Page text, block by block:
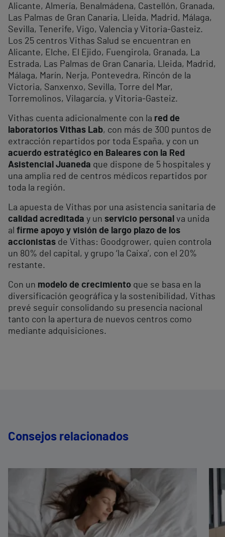
Alicante, Almería, Benalmádena, Castellón, Granada,
Las Palmas de Gran Canaria, Lleida, Madrid, Málaga,
Sevilla, Tenerife, Vigo, Valencia y Vitoria-Gasteiz.
Los 25 centros Vithas Salud se encuentran en
Alicante, Elche, El Ejido, Fuengirola, Granada, La
Estrada, Las Palmas de Gran Canaria, Lleida, Madrid,
Málaga, Marín, Nerja, Pontevedra, Rincón de la
Victoria, Sanxenxo, Sevilla, Torre del Mar,
Torremolinos, Vilagarcía, y Vitoria-Gasteiz.
Vithas cuenta adicionalmente con la red de
laboratorios Vithas Lab, con más de 300 puntos de
extracción repartidos por toda España, y con un
acuerdo estratégico en Baleares con la Red
Asistencial Juaneda que dispone de 5 hospitales y
una amplia red de centros médicos repartidos por
toda la región.
La apuesta de Vithas por una asistencia sanitaria de
calidad acreditada y un servicio personal va unida
al firme apoyo y visión de largo plazo de los
accionistas de Vithas: Goodgrower, quien controla
un 80% del capital, y grupo ‘la Caixa’, con el 20%
restante.
Con un modelo de crecimiento que se basa en la
diversificación geográfica y la sostenibilidad, Vithas
prevé seguir consolidando su presencia nacional
tanto con la apertura de nuevos centros como
mediante adquisiciones.
Consejos relacionados